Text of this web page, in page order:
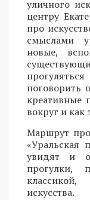
уличного
центру
про
смыслами
новые,
поговорить
креативные
вокруг и как
Маршрут
«Уральская
увидят и
прогулки,
искусства.